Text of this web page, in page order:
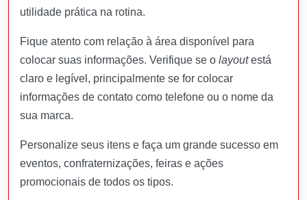
utilidade prática na rotina.
Fique atento com relação à área disponível para
colocar suas informações. Verifique se o layoutestá
claro e legível, principalmente se for colocar
informações de contato como telefone ou o nome da
sua marca.
Personalize seus itens e faça um grande sucesso em
eventos, confraternizações, feiras e ações
promocionais de todos os tipos.